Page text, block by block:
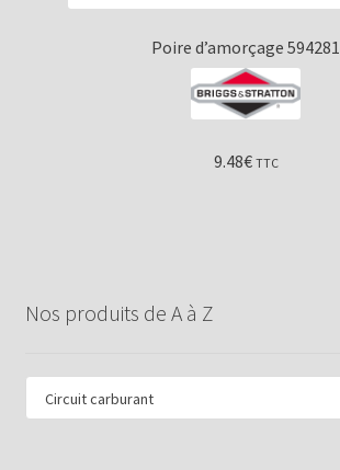
Poire d’amorçage 594281
9.48€ TTC
Nos produits de A à Z
Circuit carburant